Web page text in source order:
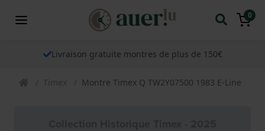
0
Livraison gratuite montres de plus de 150€
Timex Montre Timex Q TW2Y07500 1983 E-Line